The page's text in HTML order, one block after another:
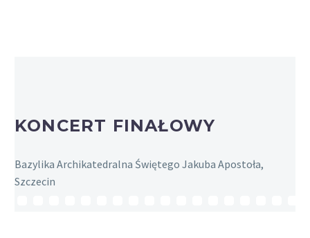
KONCERT FINAŁOWY
Bazylika Archikatedralna Świętego Jakuba Apostoła,
Szczecin